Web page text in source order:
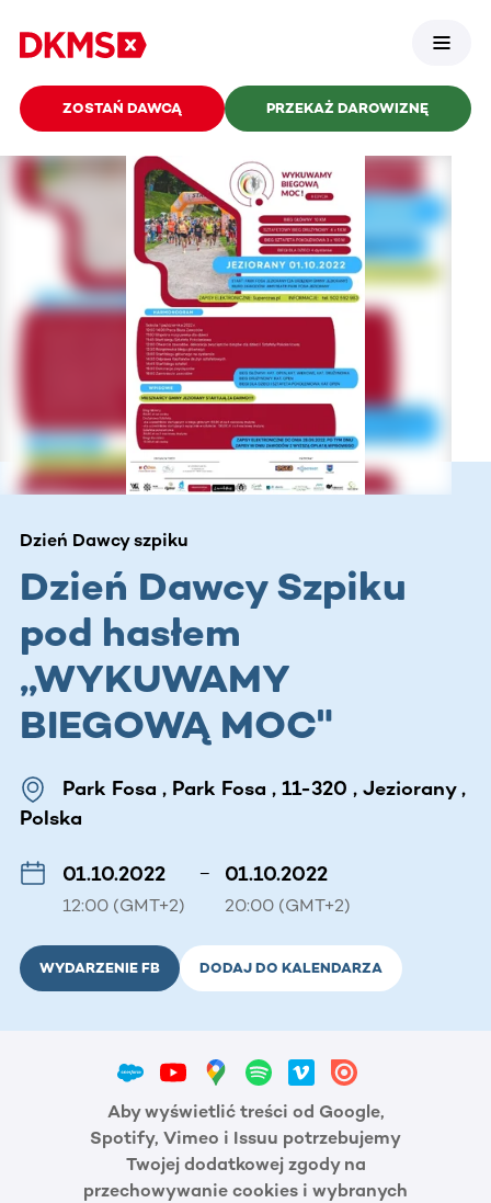
ZOSTAŃ DAWCĄ PRZEKAŻ DAROWIZNĘ
Dzień Dawcy szpiku
Dzień Dawcy Szpiku
pod hasłem
,,WYKUWAMY
BIEGOWĄ MOC"
Park Fosa , Park Fosa , 11-320 , Jeziorany ,
Polska
01.10.2022
12:00 (GMT+2)
– 01.10.2022
20:00 (GMT+2)
WYDARZENIE FB DODAJ DO KALENDARZA
Aby wyświetlić treści od Google,
Spotify, Vimeo i Issuu potrzebujemy
Twojej dodatkowej zgody na
przechowywanie cookies i wybranych